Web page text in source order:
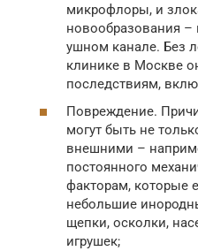
микрофлоры, и
новообразования
ушном канале. Без
клинике в Москве
последствиям,
Повреждение.
могут быть не
внешними –
постоянного
факторам, которые
небольшие
щепки, осколки,
игрушек;